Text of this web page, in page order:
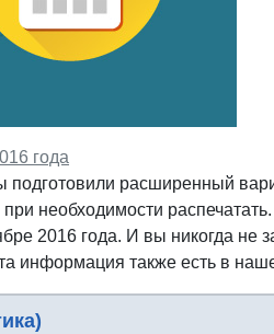
года
расширенный
необходимости
2016 года. И вы никогда не
информация также есть в